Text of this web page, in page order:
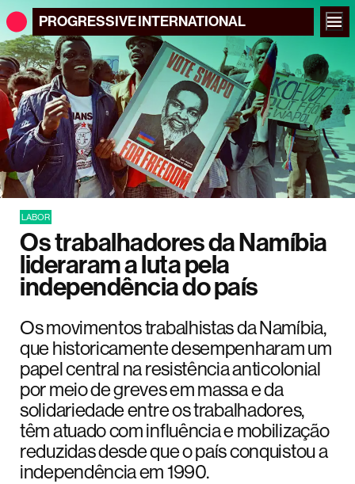
PROGRESSIVEINTERNATIONAL
LABOR
Os trabalhadores da Namíbia
lideraram a luta pela
independência do país
Os movimentos trabalhistas da Namíbia,
que historicamente desempenharam um
papel central na resistência anticolonial
por meio de greves em massa e da
solidariedade entre os trabalhadores,
têm atuado com influência e mobilização
reduzidas desde que o país conquistou a
independência em 1990.